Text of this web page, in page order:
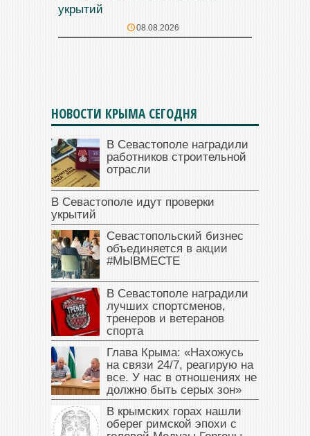
укрытий
08.08.2026
НОВОСТИ КРЫМА СЕГОДНЯ
В Севастополе наградили
работников строительной
отрасли
В Севастополе идут проверки
укрытий
Севастопольский бизнес
объединяется в акции
#МЫВМЕСТЕ
В Севастополе наградили
лучших спортсменов,
тренеров и ветеранов
спорта
Глава Крыма: «Нахожусь
на связи 24/7, реагирую на
все. У нас в отношениях не
должно быть серых зон»
В крымских горах нашли
оберег римской эпохи с